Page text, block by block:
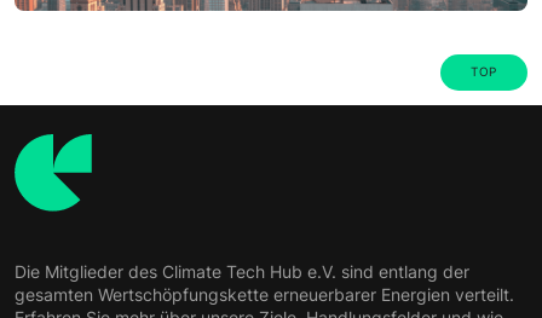
TOP
Die Mitglieder des Climate Tech Hub e.V. sind entlang der
gesamten Wertschöpfungskette erneuerbarer Energien verteilt.